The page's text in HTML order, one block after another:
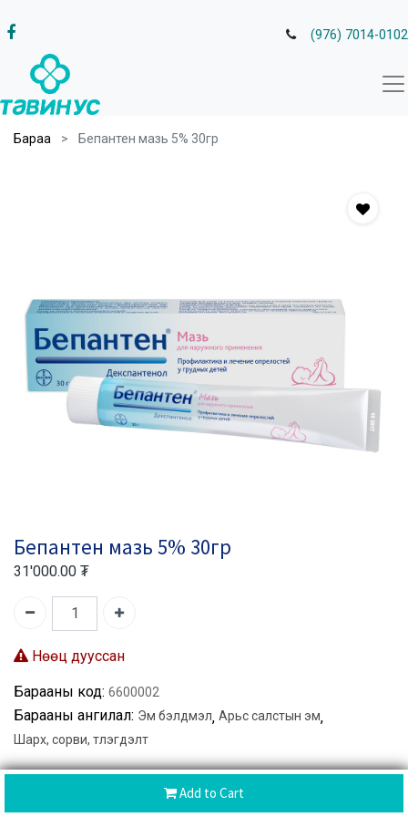
(976) 7014-0102
Бараа Бепантен мазь 5% 30гр
Add to Cart
Бепантен мазь 5% 30гр
31'000.00 ₮
Нөөц дууссан
Барааны код: 6600002
Барааны ангилал: Эм бэлдмэл, Арьс салстын эм,
Шарх, сорви, түлэгдэлт